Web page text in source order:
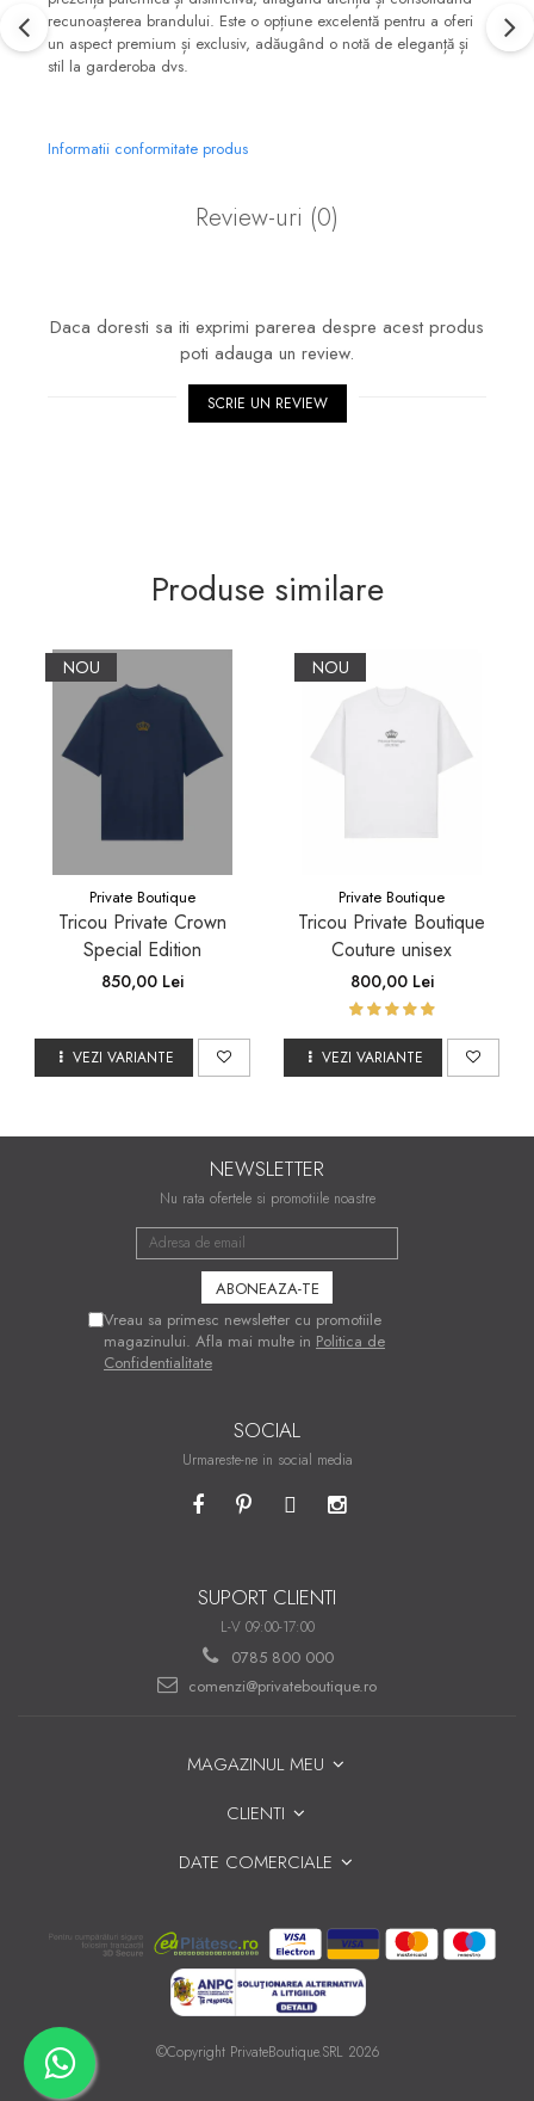
recunoașterea brandului. Este o opțiune excelentă pentru a oferi
un aspect premium și exclusiv, adăugând o notă de eleganță și
stil la garderoba dvs.
Informatii conformitate produs
Review-uri (0)
Daca doresti sa iti exprimi parerea despre acest produs
poti adauga un review.
SCRIE UN REVIEW
Produse similare
NOU
Private Boutique
Tricou Private Crown
Special Edition
850,00 Lei
VEZI VARIANTE
NOU
Private Boutique
Tricou Private Boutique
Couture unisex
800,00 Lei
VEZI VARIANTE
NEWSLETTER
Nu rata ofertele si promotiile noastre
Vreau sa primesc newsletter cu promotiile
magazinului. Afla mai multe in Politica de
Confidentialitate
SOCIAL
Urmareste-ne in social media
SUPORT CLIENTI
L-V 09:00-17:00
0785 800 000
comenzi@privateboutique.ro
MAGAZINUL MEU
CLIENTI
DATE COMERCIALE
©Copyright PrivateBoutique.SRL 2026